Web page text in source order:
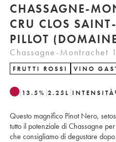
CHASSAGNE-
CRU CLOS
PILLOT
Chassagne-Montrachet
FRUTTI ROSSI VINO
13.5% 2.25 L INTENSITÀ
Questo magnifico Pinot Nero,
tutto il potenziale di Chassagne
che consigliamo di degustare